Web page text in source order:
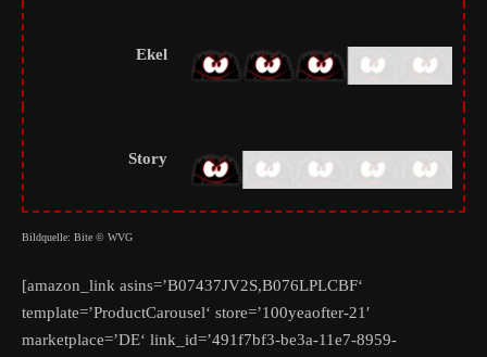
Ekel
Story
Bildquelle: Bite © WVG
[amazon_link asins=’B07437JV2S,B076LPLCBF‘
template=’ProductCarousel‘ store=’100yeaofter-21′
marketplace=’DE‘ link_id=’491f7bf3-be3a-11e7-8959-